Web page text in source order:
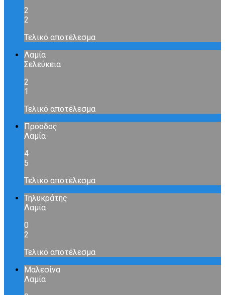
2
2
Τελικό αποτέλεσμα
Λαμία
Σελεύκεια
2
1
Τελικό αποτέλεσμα
Πρόοδος
Λαμία
4
5
Τελικό αποτέλεσμα
Τηλυκράτης
Λαμία
0
2
Τελικό αποτέλεσμα
Μαλεσίνα
Λαμία